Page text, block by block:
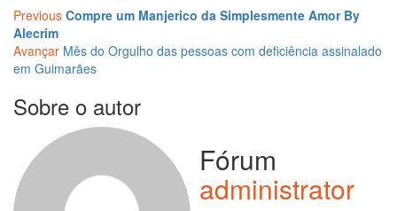
Navegação
de
artigos
Previous Compre um Manjerico da Simplesmente Amor By
Alecrim
Avançar Mês do Orgulho das pessoas com deficiência assinalado
em Guimarães
Sobre o autor
Fórum
administrator